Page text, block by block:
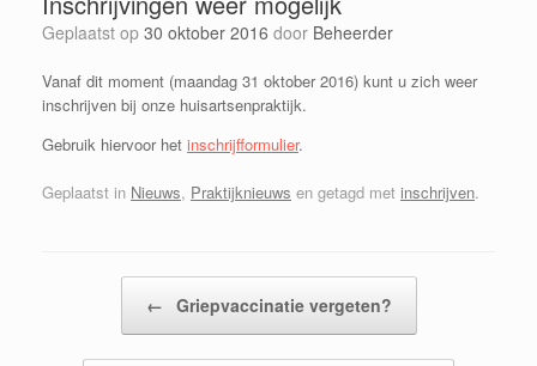
Geplaatst op 30 oktober 2016 door Beheerder
Vanaf dit moment (maandag 31 oktober 2016) kunt u zich weer
inschrijven bij onze huisartsenpraktijk.
Gebruik hiervoor het inschrijfformulier.
Geplaatst in Nieuws, Praktijknieuws en getagd met inschrijven.
← Griepvaccinatie vergeten?